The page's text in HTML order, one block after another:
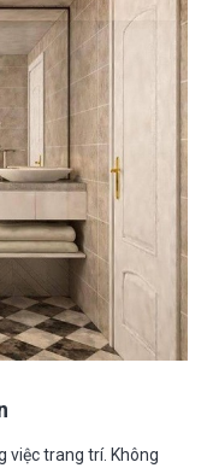
việc trang trí. Không